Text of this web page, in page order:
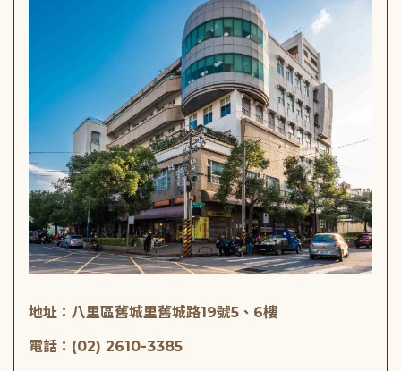
地址：八里區舊城里舊城路19號5、6樓
電話：(02) 2610-3385